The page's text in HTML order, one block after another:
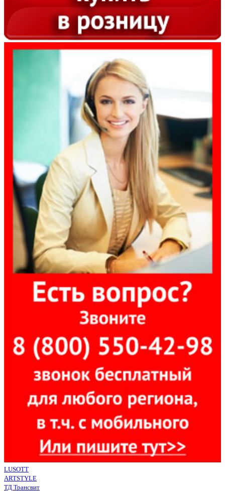
LUSOTT
ARTSTYLE
ТД Трансвит